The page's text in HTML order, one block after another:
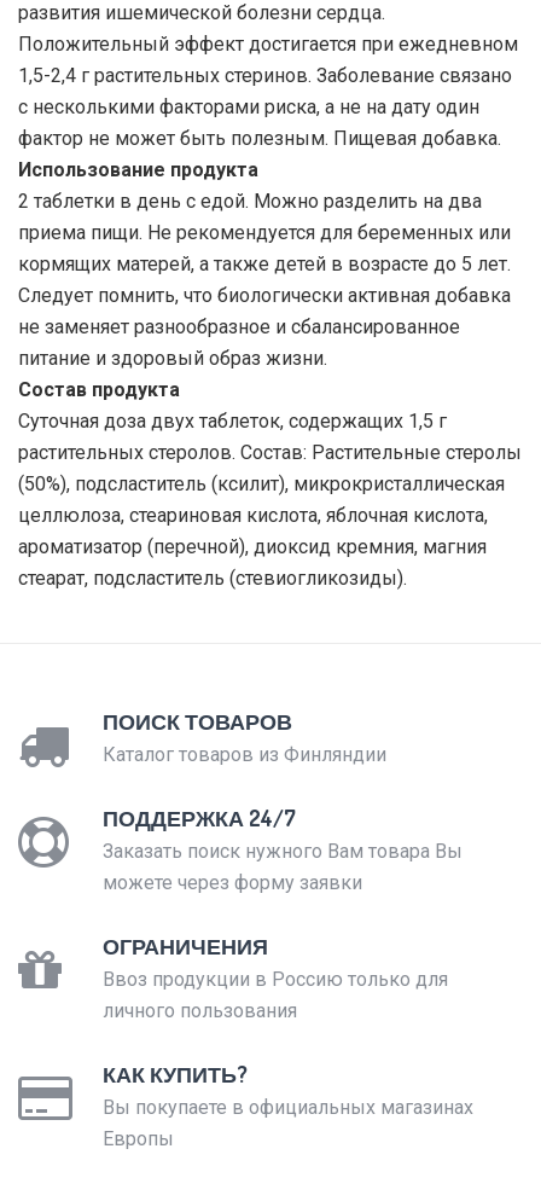
развития ишемической болезни сердца.
Положительный эффект достигается при ежедневном
1,5-2,4 г растительных стеринов. Заболевание связано
с несколькими факторами риска, а не на дату один
фактор не может быть полезным. Пищевая добавка.
Использование продукта
2 таблетки в день с едой. Можно разделить на два
приема пищи. Не рекомендуется для беременных или
кормящих матерей, а также детей в возрасте до 5 лет.
Следует помнить, что биологически активная добавка
не заменяет разнообразное и сбалансированное
питание и здоровый образ жизни.
Состав продукта
Суточная доза двух таблеток, содержащих 1,5 г
растительных стеролов. Состав: Растительные стеролы
(50%), подсластитель (ксилит), микрокристаллическая
целлюлоза, стеариновая кислота, яблочная кислота,
ароматизатор (перечной), диоксид кремния, магния
стеарат, подсластитель (стевиогликозиды).
ПОИСК ТОВАРОВ
Каталог товаров из Финляндии
ПОДДЕРЖКА 24/7
Заказать поиск нужного Вам товара Вы
можете через форму заявки
ОГРАНИЧЕНИЯ
Ввоз продукции в Россию только для
личного пользования
КАК КУПИТЬ?
Вы покупаете в официальных магазинах
Европы